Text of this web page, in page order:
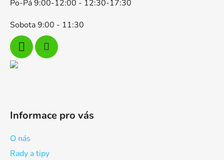
Po-Pá 9:00-12:00 - 12:30-17:30
Sobota 9:00 - 11:30
Informace pro vás
O nás
Rady a tipy